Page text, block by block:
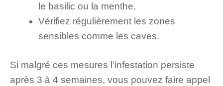
le basilic ou la menthe.
Vérifiez régulièrement les zones
sensibles comme les caves.
Si malgré ces mesures l’infestation persiste
après 3 à 4 semaines, vous pouvez faire appel